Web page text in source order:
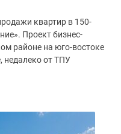
квартир в 150-
Проект бизнес-
районе на юго-востоке
недалеко от ТПУ